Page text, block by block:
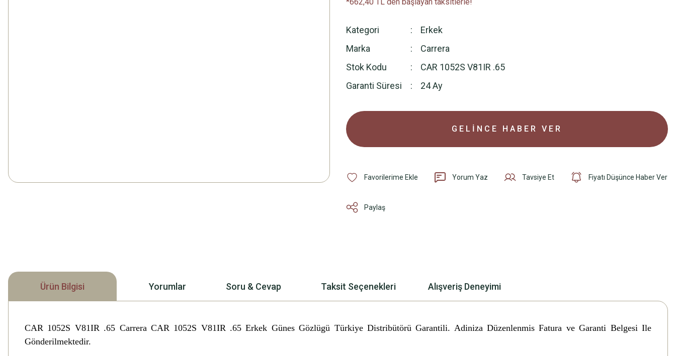
Kategori
Erkek
Marka
Carrera
Stok Kodu
CAR 1052S V81IR .65
Garanti Süresi
24 Ay
GELİNCE HABER VER
Yorum Yaz Tavsiye Et Fiyatı Düşünce Haber Ver
Paylaş
Ürün Bilgisi Yorumlar Soru & Cevap Taksit Seçenekleri Alışveriş Deneyimi
CAR 1052S V81IR .65 Carrera CAR 1052S V81IR .65 Erkek Günes Gözlügü Türkiye Distribütörü Garantili. Adiniza Düzenlenmis Fatura ve Garanti Belgesi Ile
Gönderilmektedir.